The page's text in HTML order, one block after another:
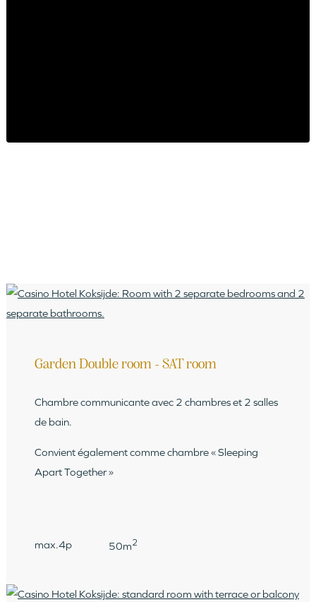
Garden Double room - SAT room
Chambre communicante avec 2 chambres et 2 salles
de bain.
Convient également comme chambre « Sleeping
Apart Together »
max.4p 50m2